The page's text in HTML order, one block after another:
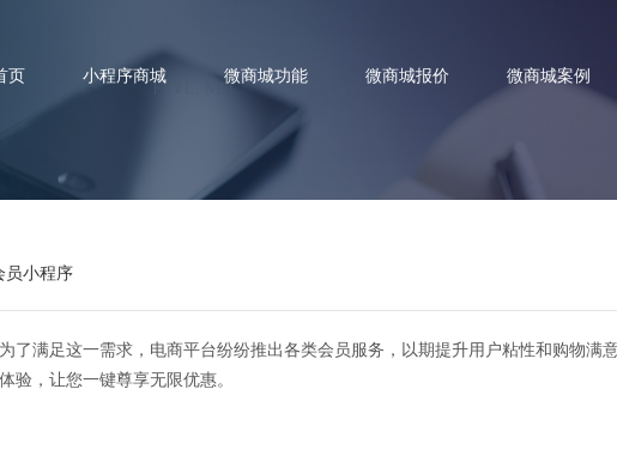
页 小程序商城 微商城功能 微商城报价 微商城案例
会员小程序，一键尊享无限优惠
员小程序
了满足这一需求，电商平台纷纷推出各类会员服务，以期提升用户粘性和购物满
验，让您一键尊享无限优惠。